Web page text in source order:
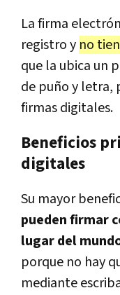
La firma
registro y no
que la ubica un
de puño y letra,
firmas digitales.
Beneficios
digitales
Su mayor
pueden firmar
lugar del
porque no hay
mediante